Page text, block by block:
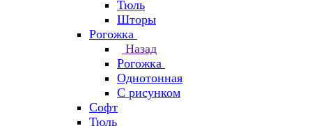
Тюль
Шторы
Рогожка
Назад
Рогожка
Однотонная
С рисунком
Софт
Тюль